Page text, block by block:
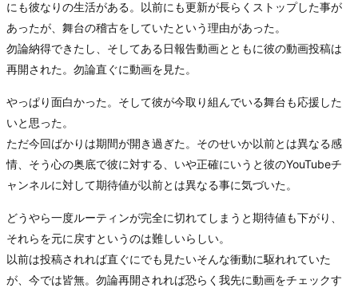
にも彼なりの生活がある。以前にも更新が長らくストップした事が
あったが、舞台の稽古をしていたという理由があった。
勿論納得できたし、そしてある日報告動画とともに彼の動画投稿は
再開された。勿論直ぐに動画を見た。
やっぱり面白かった。そして彼が今取り組んでいる舞台も応援した
いと思った。
ただ今回ばかりは期間が開き過ぎた。そのせいか以前とは異なる感
情、そう心の奥底で彼に対する、いや正確にいうと彼のYouTubeチ
ャンネルに対して期待値が以前とは異なる事に気づいた。
どうやら一度ルーティンが完全に切れてしまうと期待値も下がり、
それらを元に戻すというのは難しいらしい。
以前は投稿されれば直ぐにでも見たいそんな衝動に駆れれていた
が、今では皆無。勿論再開されれば恐らく我先に動画をチェックす